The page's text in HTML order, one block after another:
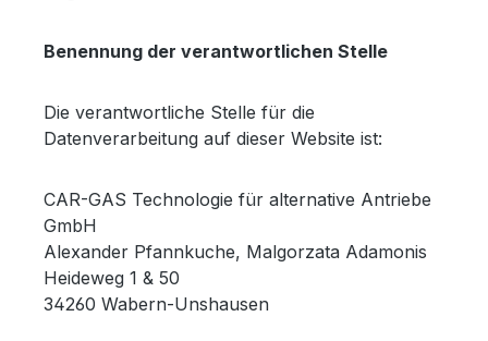
Benennung der verantwortlichen Stelle
Die verantwortliche Stelle für die
Datenverarbeitung auf dieser Website ist:
CAR-GAS Technologie für alternative Antriebe
GmbH
Alexander Pfannkuche, Malgorzata Adamonis
Heideweg 1 & 50
34260 Wabern-Unshausen